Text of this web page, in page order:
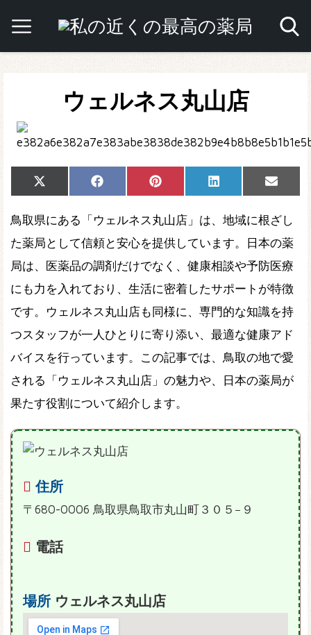
ウェルネス丸山店
Share
on
X
(Twitter)
Share
on
Facebook Share
on
Pinterest Share
on
LinkedIn
Share
on
Email
鳥取県にある「ウェルネス丸山店」は、地域に根ざし
た薬局として信頼と安心を提供しています。日本の薬
局は、医薬品の調剤だけでなく、健康相談や予防医療
にも力を入れており、生活に密着したサポートが特徴
です。ウェルネス丸山店も同様に、専門的な知識を持
つスタッフが一人ひとりに寄り添い、最適な健康アド
バイスを行っています。この記事では、鳥取の地で愛
される「ウェルネス丸山店」の魅力や、日本の薬局が
果たす役割について紹介します。
住所
〒680-0006 鳥取県鳥取市丸山町３０５−９
電話
場所 ウェルネス丸山店